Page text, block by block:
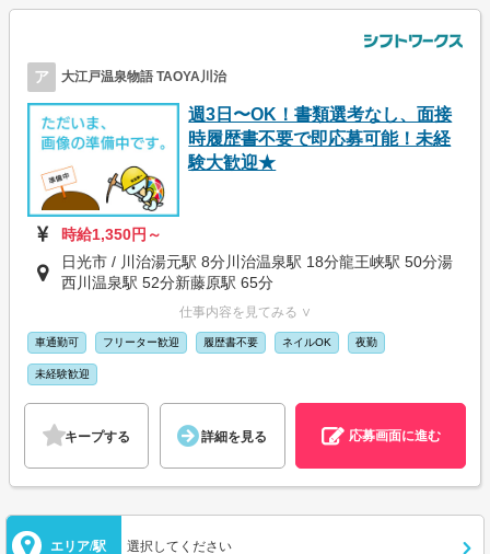
ア 大江戸温泉物語 TAOYA川治
週3日〜OK！書類選考なし、面接
時履歴書不要で即応募可能！未経
験大歓迎★
時給1,350円～
日光市 / 川治湯元駅 8分川治温泉駅 18分龍王峡駅 50分湯
西川温泉駅 52分新藤原駅 65分
仕事内容を見てみる ∨
車通勤可 フリーター歓迎 履歴書不要 ネイルOK 夜勤
未経験歓迎
キープする 詳細を見る 応募画面に進む
エリア/駅 選択してください